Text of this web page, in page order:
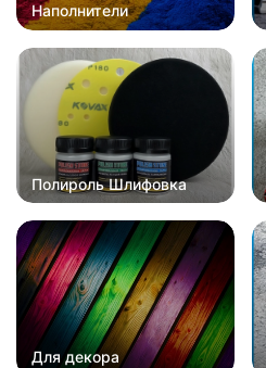
Наполнители
Полироль Шлифовка
Для декора